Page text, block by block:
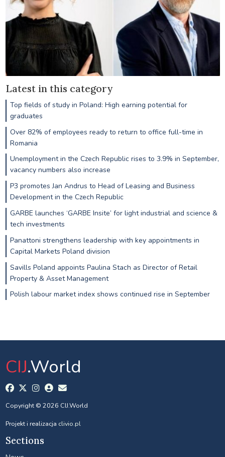
Latest in this category
Top fields of study in Poland: High earning potential for
graduates
Over 82% of employees ready to return to office full-time in
Romania
Unemployment in the Czech Republic rises to 3.9% in September,
vacancy numbers also increase
P3 promotes Jan Andrus to Head of Leasing and Business
Development in the Czech Republic
GARBE launches ‘GARBE Insite’ for light industrial and science &
tech investments
Panattoni strengthens leadership with key appointments in
Capital Markets Poland division
Savills Poland appoints Paulina Stach as Director of Retail
Property & Asset Management
Polish labour market index shows continued rise in September
CIJ.World
Copyright © 2026 CIJ.World
Projekt i realizacja clivio.pl
Sections